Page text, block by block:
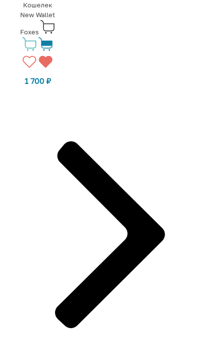
Кошелек
New Wallet
Foxes
1 700 ₽